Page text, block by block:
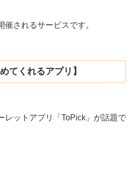
されるサービスです。
てくれるアプリ】
レットアプリ「ToPick」が話題で